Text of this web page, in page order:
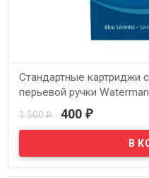
Стандартные картриджи
перьевой ручки
1 500₽ 400 ₽